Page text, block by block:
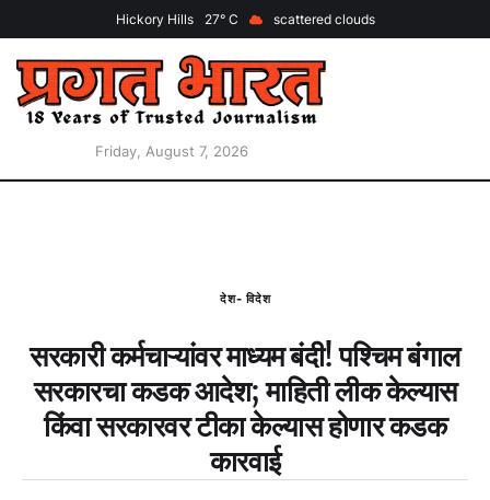
Hickory Hills 27 scattered clouds
Friday, August 7, 2026
देश- विदेश
सरकारी कर्मचाऱ्यांवर माध्यम बंदी! पश्चिम बंगाल
सरकारचा कडक आदेश; माहिती लीक केल्यास
किंवा सरकारवर टीका केल्यास होणार कडक
कारवाई